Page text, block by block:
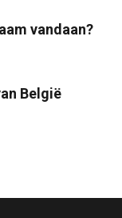
vandaan?
België